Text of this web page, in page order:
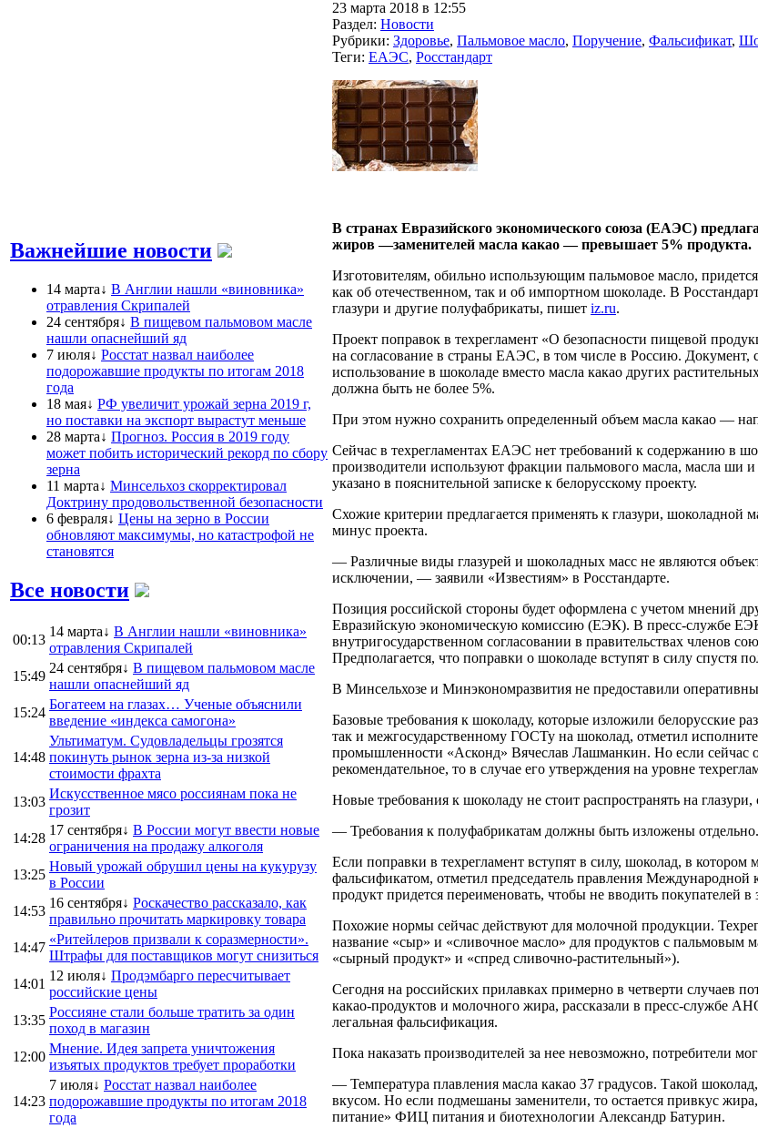
Важнейшие новости
14 марта↓ В Англии нашли «виновника»
отравления Скрипалей
24 сентября↓ В пищевом пальмовом масле
нашли опаснейший яд
7 июля↓ Росстат назвал наиболее
подорожавшие продукты по итогам 2018
года
18 мая↓ РФ увеличит урожай зерна 2019 г,
но поставки на экспорт вырастут меньше
28 марта↓ Прогноз. Россия в 2019 году
может побить исторический рекорд по сбору
зерна
11 марта↓ Минсельхоз скорректировал
Доктрину продовольственной безопасности
6 февраля↓ Цены на зерно в России
обновляют максимумы, но катастрофой не
становятся
Все новости
00:13
14 марта↓ В Англии нашли «виновника»
отравления Скрипалей
15:49
24 сентября↓ В пищевом пальмовом масле
нашли опаснейший яд
15:24
Богатеем на глазах… Ученые объяснили
введение «индекса самогона»
14:48
Ультиматум. Судовладельцы грозятся
покинуть рынок зерна из-за низкой
стоимости фрахта
13:03
Искусственное мясо россиянам пока не
грозит
14:28
17 сентября↓ В России могут ввести новые
ограничения на продажу алкоголя
13:25
Новый урожай обрушил цены на кукурузу
в России
14:53
16 сентября↓ Роскачество рассказало, как
правильно прочитать маркировку товара
14:47
«Ритейлеров призвали к соразмерности».
Штрафы для поставщиков могут снизиться
14:01
12 июля↓ Продэмбарго пересчитывает
российские цены
13:35
Россияне стали больше тратить за один
поход в магазин
12:00
Мнение. Идея запрета уничтожения
изъятых продуктов требует проработки
14:23
7 июля↓ Росстат назвал наиболее
подорожавшие продукты по итогам 2018
года
23 марта 2018 в 12:55
Раздел: Новости
Рубрики: Здоровье, Пальмовое масло, Поручение, Фальсификат,
Теги: ЕАЭС, Росстандарт
В странах Евразийского экономического союза (ЕАЭС)
жиров —заменителей масла какао — превышает 5% продукта.
Изготовителям, обильно использующим пальмовое масло,
как об отечественном, так и об импортном шоколаде. В
глазури и другие полуфабрикаты, пишет iz.ru.
Проект поправок в техрегламент «О безопасности пищевой
на согласование в страны ЕАЭС, в том числе в Россию. Документ,
использование в шоколаде вместо масла какао других
должна быть не более 5%.
При этом нужно сохранить определенный объем масла какао —
Сейчас в техрегламентах ЕАЭС нет требований к содержанию в
производители используют фракции пальмового масла, масла ши
указано в пояснительной записке к белорусскому проекту.
Схожие критерии предлагается применять к глазури,
минус проекта.
— Различные виды глазурей и шоколадных масс не являются
исключении, — заявили «Известиям» в Росстандарте.
Позиция российской стороны будет оформлена с учетом мнений
Евразийскую экономическую комиссию (ЕЭК). В пресс-службе
внутригосударственном согласовании в правительствах членов
Предполагается, что поправки о шоколаде вступят в силу спустя
В Минсельхозе и Минэкономразвития не предоставили
Базовые требования к шоколаду, которые изложили белорусские
так и межгосударственному ГОСТу на шоколад, отметил
промышленности «Асконд» Вячеслав Лашманкин. Но если сейчас
рекомендательное, то в случае его утверждения на уровне
Новые требования к шоколаду не стоит распространять на глазури,
— Требования к полуфабрикатам должны быть изложены
Если поправки в техрегламент вступят в силу, шоколад, в
фальсификатом, отметил председатель правления
продукт придется переименовать, чтобы не вводить покупателей в
Похожие нормы сейчас действуют для молочной продукции.
название «сыр» и «сливочное масло» для продуктов с
«сырный продукт» и «спред сливочно-растительный»).
Сегодня на российских прилавках примерно в четверти случаев
какао-продуктов и молочного жира, рассказали в пресс-службе
легальная фальсификация.
Пока наказать производителей за нее невозможно, потребители
— Температура плавления масла какао 37 градусов. Такой
вкусом. Но если подмешаны заменители, то остается привкус
питание» ФИЦ питания и биотехнологии Александр Батурин.